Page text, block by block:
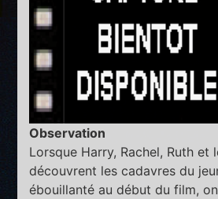
Observation
Lorsque Harry, Rachel, Ruth et
découvrent les cadavres du
ébouillanté au début du film,